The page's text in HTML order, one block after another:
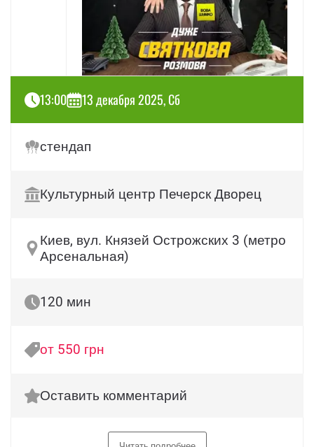
13:00 13 декабря 2025, Сб
стендап
Культурный центр Печерск Дворец
Киев, вул. Князей Острожских 3 (метро
Арсенальная)
120 мин
от 550 грн
Оставить комментарий